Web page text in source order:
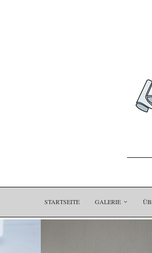
STARTSEITE GALERIE